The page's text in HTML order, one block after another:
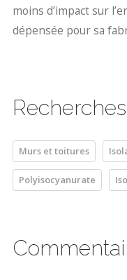
moins d’impact sur
dépensée pour sa
Murs et toitures
Polyisocyanurate